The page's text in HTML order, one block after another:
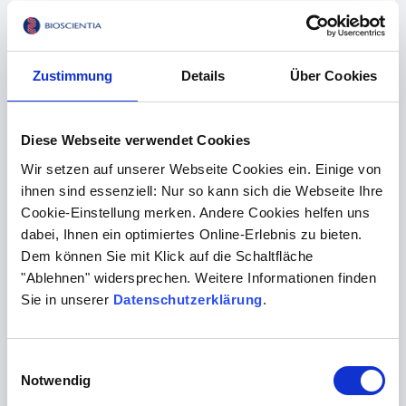
Zustimmung Details Über Cookies
Diese Webseite verwendet Cookies
Wir setzen auf unserer Webseite Cookies ein. Einige von
ihnen sind essenziell: Nur so kann sich die Webseite Ihre
Cookie-Einstellung merken. Andere Cookies helfen uns
dabei, Ihnen ein optimiertes Online-Erlebnis zu bieten.
Dem können Sie mit Klick auf die Schaltfläche
"Ablehnen" widersprechen. Weitere Informationen finden
Sie in unserer Datenschutzerklärung.
Notwendig
das Keimspektrum
Möglichkeiten zur Verfügung, je nach Dauer und
Schweregrad. Da es dabei auch darum geht, die
Erkrankung zu beseitigen, kommen mitunter auch
Antibiotika zum Einsatz. Ein Antibiotikum ist aber nicht in
jedem Fall sinnvoll. Und nicht jedes Mittel wirkt gleich
gut auf die Erreger. Aus diesem Grund kann eine
mikrobiologische Analyse des Keimspektrums
angebracht sein.
Antibiotika – ja oder nein?
entnommen. Im Labor bestimmen wir die sogenannten
Parodontitis-Bakterien. Mit diesem Wissen kann Ihr